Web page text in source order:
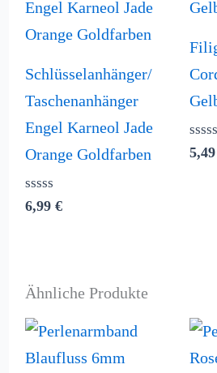
Schlüsselanhänger/
Taschenanhänger
Engel Karneol Jade
Orange Goldfarben
Bewertet
mit
6,99 €
mit
5,49
Ähnliche Produkte
Preisspanne: